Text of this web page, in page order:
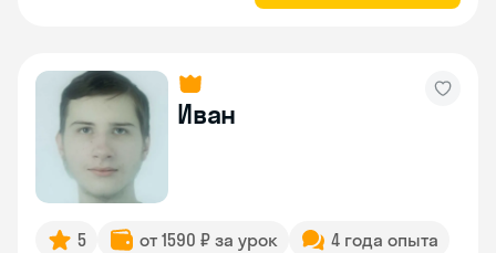
Иван
5 от 1590 ₽ за урок 4 года опыта